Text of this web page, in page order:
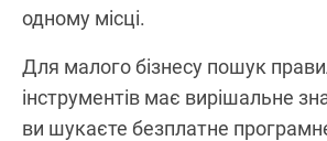
одному місці.
Для малого бізнесу пошук
інструментів має вирішальне
ви шукаєте безплатне